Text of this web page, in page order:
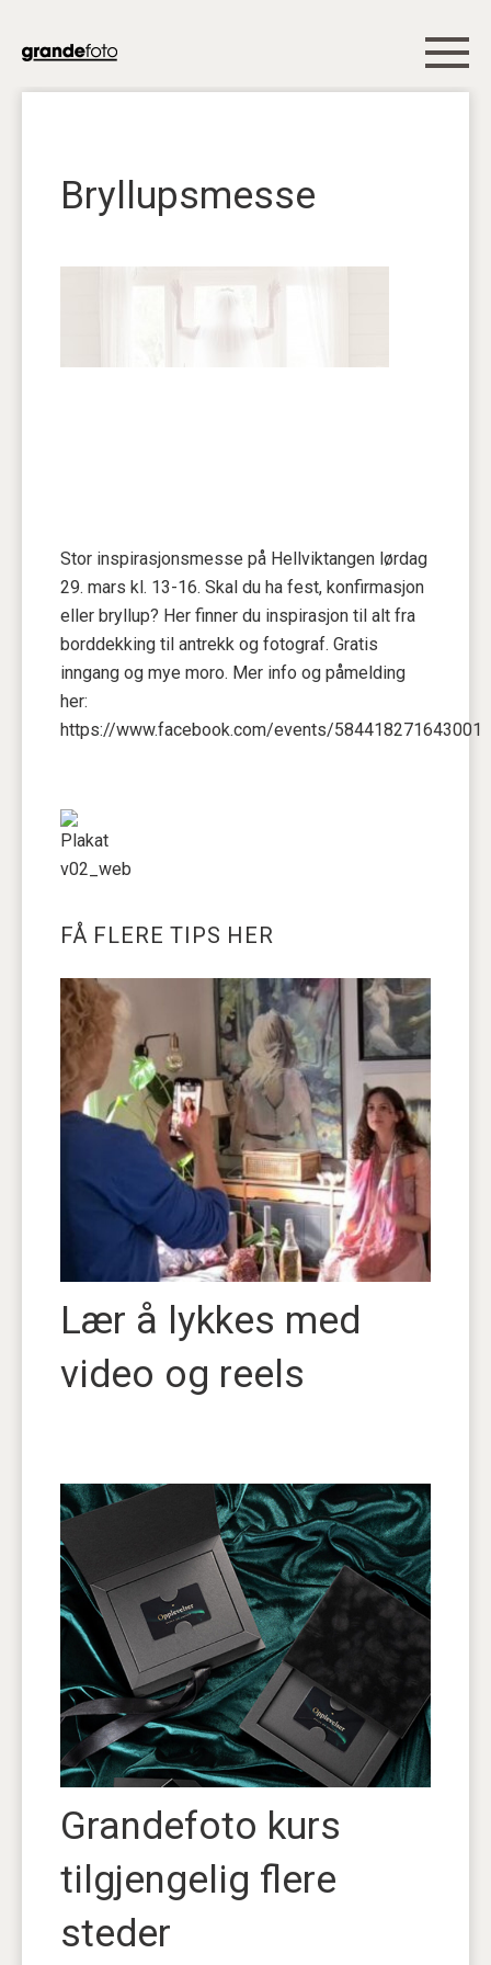
Bryllupsmesse
Stor inspirasjonsmesse på Hellviktangen lørdag
29. mars kl. 13-16. Skal du ha fest, konfirmasjon
eller bryllup? Her finner du inspirasjon til alt fra
borddekking til antrekk og fotograf. Gratis
inngang og mye moro. Mer info og påmelding
her:
https://www.facebook.com/events/584418271643001
FÅ FLERE TIPS HER
Lær å lykkes med
video og reels
Grandefoto kurs
tilgjengelig flere
steder